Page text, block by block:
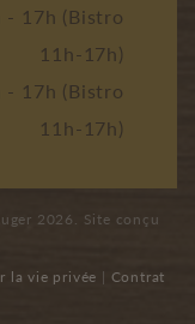
- 17h (Bistro
11h-17h)
- 17h (Bistro
11h-17h)
2026. Site conçu
la vie privée | Contrat